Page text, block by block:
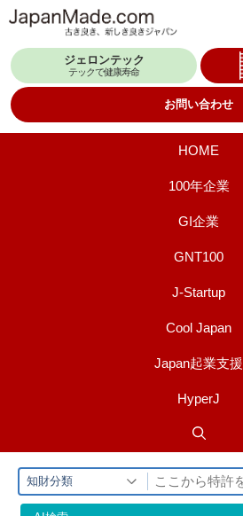
テ
ジェロンテック
テックで健康寿命
お問い合わせ
HOME
100年企業
GI企業
GNT100
J-Startup
Cool Japan
Japan起業支援
HyperJ
知財分類